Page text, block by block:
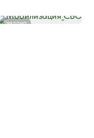
Реклама